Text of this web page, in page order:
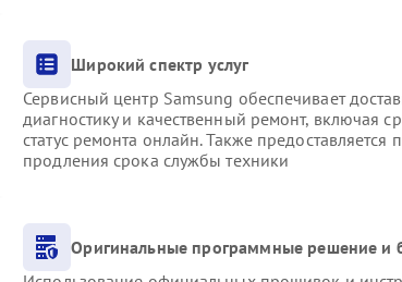
Широкий спектр услуг
Сервисный центр Samsung обеспечивает
диагностику и качественный ремонт, включая
статус ремонта онлайн. Также
продления срока службы техники
Оригинальные программные решение и